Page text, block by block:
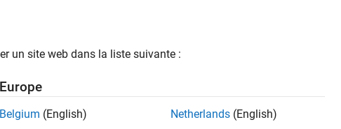
un site web dans la liste suivante :
Europe
Belgium (English)
Netherlands (English)